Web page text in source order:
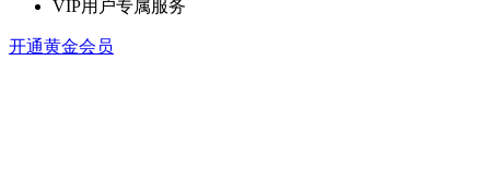
VIP用户专属服务
开通黄金会员